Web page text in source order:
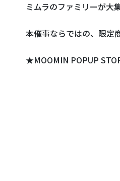
ミムラのファミリーが大
本催事ならではの、限定
★MOOMIN POPUP